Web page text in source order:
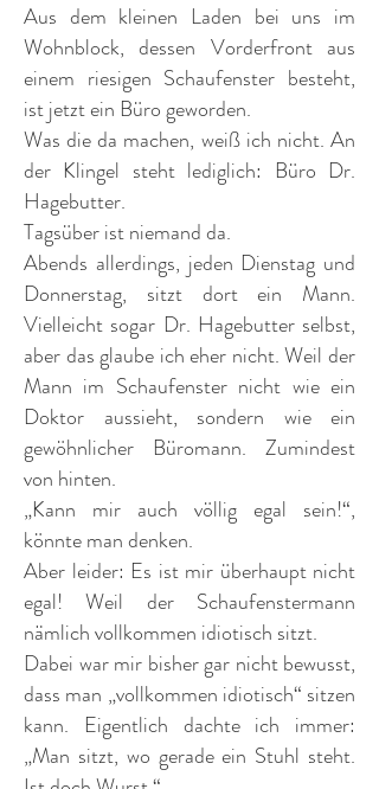
Aus dem kleinen Laden bei uns im
Wohnblock, dessen Vorderfront aus
einem riesigen Schaufenster besteht,
ist jetzt ein Büro geworden.
Was die da machen, weiß ich nicht. An
der Klingel steht lediglich: Büro Dr.
Hagebutter.
Tagsüber ist niemand da.
Abends allerdings, jeden Dienstag und
Donnerstag, sitzt dort ein Mann.
Vielleicht sogar Dr. Hagebutter selbst,
aber das glaube ich eher nicht. Weil der
Mann im Schaufenster nicht wie ein
Doktor aussieht, sondern wie ein
gewöhnlicher Büromann. Zumindest
von hinten.
„Kann mir auch völlig egal sein!“,
könnte man denken.
Aber leider: Es ist mir überhaupt nicht
egal! Weil der Schaufenstermann
nämlich vollkommen idiotisch sitzt.
Dabei war mir bisher gar nicht bewusst,
dass man „vollkommen idiotisch“ sitzen
kann. Eigentlich dachte ich immer:
„Man sitzt, wo gerade ein Stuhl steht.